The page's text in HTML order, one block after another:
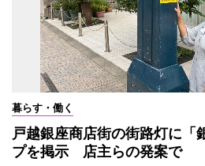
暮らす・働く
戸越銀座商店街の街路灯に「
プを掲示 店主らの発案で